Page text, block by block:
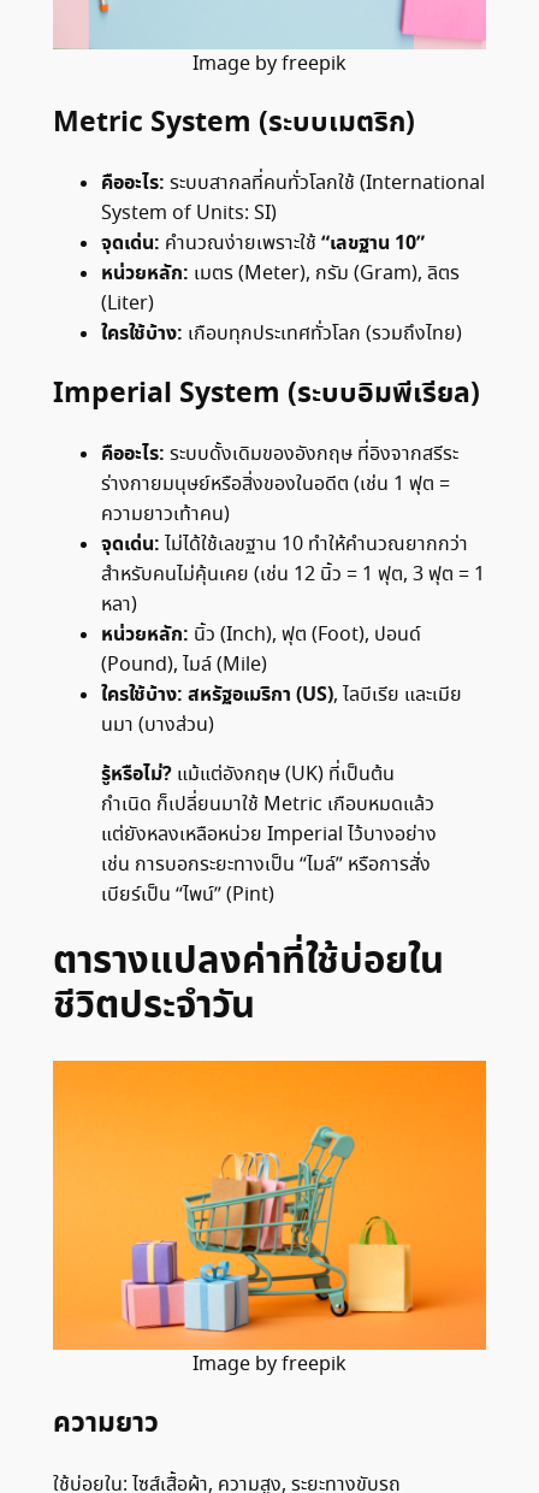
Image by freepik
Metric System (ระบบเมตริก)
คืออะไร: ระบบสากลที่คนทั่วโลกใช้ (International
System of Units: SI)
จุดเด่น: คำนวณง่ายเพราะใช้ “เลขฐาน 10”
หน่วยหลัก: เมตร (Meter), กรัม (Gram), ลิตร
(Liter)
ใครใช้บ้าง: เกือบทุกประเทศทั่วโลก (รวมถึงไทย)
Imperial System (ระบบอิมพีเรียล)
คืออะไร: ระบบดั้งเดิมของอังกฤษ ที่อิงจากสรีระ
ร่างกายมนุษย์หรือสิ่งของในอดีต (เช่น 1 ฟุต =
ความยาวเท้าคน)
จุดเด่น: ไม่ได้ใช้เลขฐาน 10 ทำให้คำนวณยากกว่า
สำหรับคนไม่คุ้นเคย (เช่น 12 นิ้ว = 1 ฟุต, 3 ฟุต = 1
หลา)
หน่วยหลัก: นิ้ว (Inch), ฟุต (Foot), ปอนด์
(Pound), ไมล์ (Mile)
ใครใช้บ้าง: สหรัฐอเมริกา (US), ไลบีเรีย และเมีย
นมา (บางส่วน)
รู้หรือไม่?แม้แต่อังกฤษ (UK) ที่เป็นต้น
กำเนิด ก็เปลี่ยนมาใช้ Metric เกือบหมดแล้ว
แต่ยังหลงเหลือหน่วย Imperial ไว้บางอย่าง
เช่น การบอกระยะทางเป็น “ไมล์” หรือการสั่ง
เบียร์เป็น “ไพน์” (Pint)
ตารางแปลงค่าที่ใช้บ่อยใน
ชีวิตประจำวัน
Image by freepik
ความยาว
ใช้บ่อยใน: ไซส์เสื้อผ้า, ความสูง, ระยะทางขับรถ